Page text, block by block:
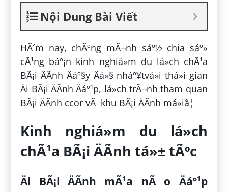
Nội Dung Bài Viết
HÃ´m nay, chÃºng mÃ¬nh sáº½ chia sáº»
cÃ¹ng báº¡n kinh nghiá»m du lá»ch chÃ¹a
BÃ¡i ÄÃ­nh Äáº§y Äá»§ nháº¥tvá»i thá»i gian
Äi BÃ¡i ÄÃ­nh Äáº¹p, lá»ch trÃ¬nh tham quan
BÃ¡i ÄÃ­nh ccor vÃ khu BÃ¡i ÄÃ­nh má»iâ¦
Kinh nghiá»m du lá»ch
chÃ¹a BÃ¡i ÄÃ­nh tá»± tÃºc
Äi BÃ¡i ÄÃ­nh mÃ¹a nÃ o Äáº¹p